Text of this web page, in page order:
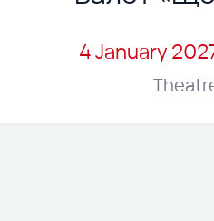
4 January